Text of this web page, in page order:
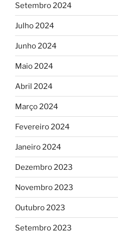
Setembro 2024
Julho 2024
Junho 2024
Maio 2024
Abril 2024
Março 2024
Fevereiro 2024
Janeiro 2024
Dezembro 2023
Novembro 2023
Outubro 2023
Setembro 2023